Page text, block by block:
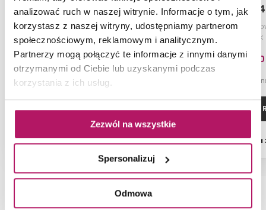
analizować ruch w naszej witrynie. Informacje o tym, jak
korzystasz z naszej witryny, udostępniamy partnerom
społecznościowym, reklamowym i analitycznym.
Partnerzy mogą połączyć te informacje z innymi danymi
otrzymanymi od Ciebie lub uzyskanymi podczas
korzystania z ich usług.
Zezwól na wszystkie
Spersonalizuj
Odmowa
OMER-50/160
Grzejnik drabinkowy, 50x160 cm,
biały/silk (C35)
ZOBACZ PRODUKT
OMER-
Grzejnik
biały/
394,20
-46% od 725,90 PLN
ZOBACZ
Dostępność: